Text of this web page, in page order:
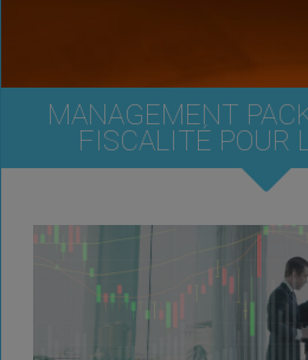
MANAGEMENT
FISCALITÉ POUR